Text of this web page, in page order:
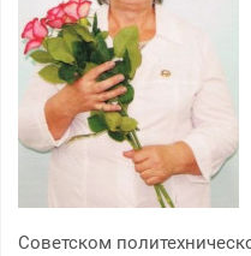
Советском